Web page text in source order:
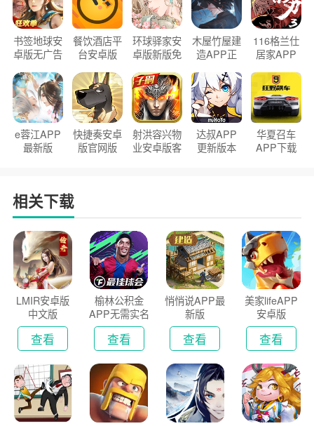
书签地球安
卓版无广告
餐饮酒店平
台安卓版
环球驿家安
卓版新版免
木屋竹屋建
造APP正
116格兰仕
居家APP
e蓉江APP
最新版
快捷奏安卓
版官网版
射洪容兴物
业安卓版客
达叔APP
更新版本
华夏召车
APP下载
相关下载
LMIR安卓版
中文版
查看
榆林公积金
APP无需实名
认证版
查看
悄悄说APP最
新版
查看
美家lifeAPP
安卓版
查看